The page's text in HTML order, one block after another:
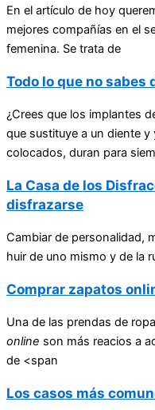
En el artículo de hoy
mejores compañías en el
femenina. Se trata de
Todo lo que no
¿Crees que los implantes
que sustituye a un diente y
colocados, duran para
La Casa de los
disfrazarse
Cambiar de personalidad,
huir de uno mismo y de la
Comprar zapatos
Una de las prendas de
online son más reacios a
de <span
Los casos más